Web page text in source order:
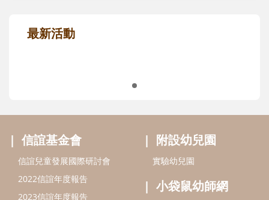
最新活動
信誼基金會
信誼兒童發展國際研討會
2022信誼年度報告
2023信誼年度報告
附設幼兒園
實驗幼兒園
小袋鼠幼師網